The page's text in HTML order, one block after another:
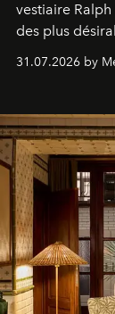
vestiaire
des plus
31.07.2026 by